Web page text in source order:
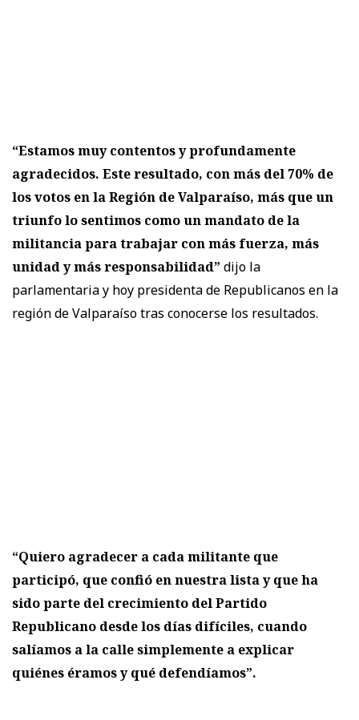
“Estamos muy contentos y profundamente
agradecidos. Este resultado, con más del 70% de
los votos en la Región de Valparaíso, más que un
triunfo lo sentimos como un mandato de la
militancia para trabajar con más fuerza, más
unidad y más responsabilidad” dijo la
parlamentaria y hoy presidenta de Republicanos en la
región de Valparaíso tras conocerse los resultados.
“Quiero agradecer a cada militante que
participó, que confió en nuestra lista y que ha
sido parte del crecimiento del Partido
Republicano desde los días difíciles, cuando
salíamos a la calle simplemente a explicar
quiénes éramos y qué defendíamos”.